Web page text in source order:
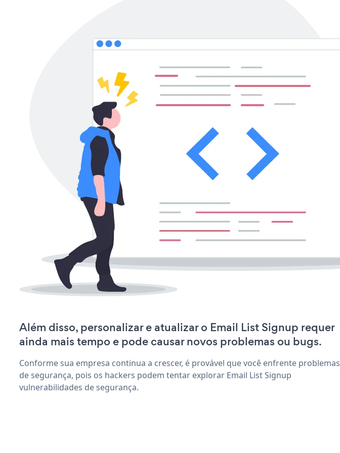
Além disso, personalizar e atualizar o Email List Signup requer
ainda mais tempo e pode causar novos problemas ou bugs.
Conforme sua empresa continua a crescer, é provável que você enfrente problemas
de segurança, pois os hackers podem tentar explorar Email List Signup
vulnerabilidades de segurança.